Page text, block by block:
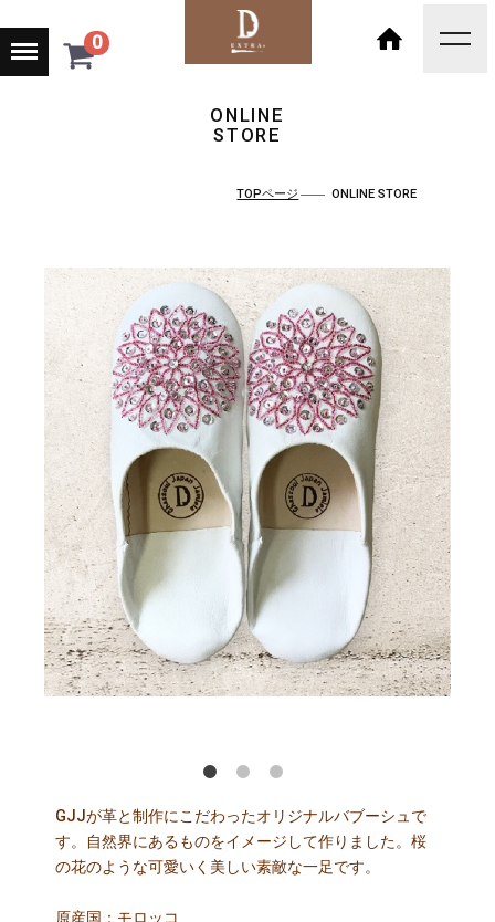
ONLINE
STORE
TOPページ ONLINE STORE
0
Menu
GJJが革と制作にこだわったオリジナルバブーシュで
す。自然界にあるものをイメージして作りました。桜
の花のような可愛いく美しい素敵な一足です。
原産国：モロッコ
ナチュラルⓇ